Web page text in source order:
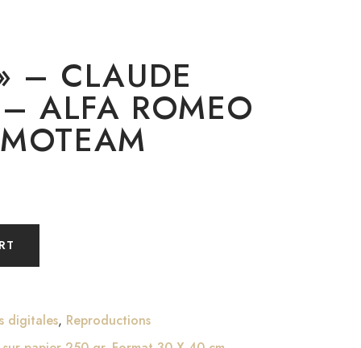
– CLAUDE
ALFA ROMEO
digitales, Reproductions